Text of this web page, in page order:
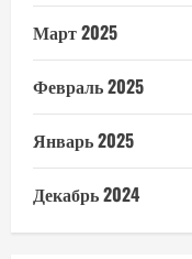
Март 2025
Февраль 2025
Январь 2025
Декабрь 2024